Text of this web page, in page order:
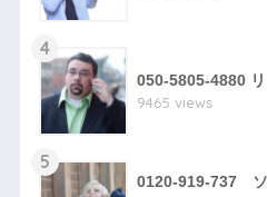
4
050-5805-4880
9465 views
5
0120-919-737 ソ